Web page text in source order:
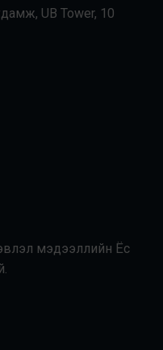
UB Tower, 10
мэдээллийн Ёс